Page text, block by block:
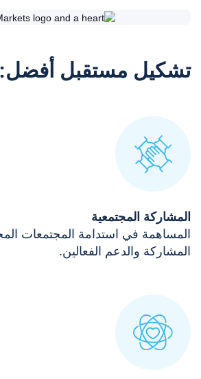
تشكيل مستقبل أفضل:
المشاركة المجتمعية
المساهمة في استدامة المجتمعات
المشاركة والدعم الفعالين.